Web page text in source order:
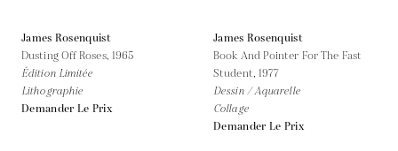
James Rosenquist
Dusting Off Roses, 1965
Édition Limitée
Lithographie
Demander Le Prix
James Rosenquist
Book And Pointer For The Fast
Student, 1977
Dessin / Aquarelle
Collage
Demander Le Prix